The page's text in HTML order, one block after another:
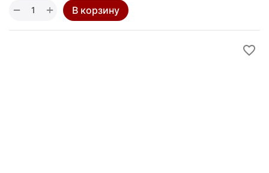
+
− В корзину